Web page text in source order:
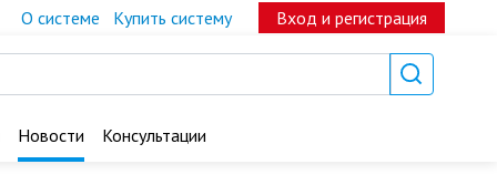
О системе Купить систему Вход и регистрация
Новости Консультации